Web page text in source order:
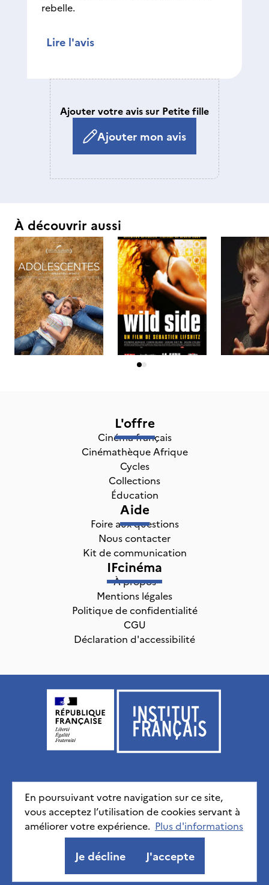
rebelle.
Lire l'avis
Ajouter votre avis sur Petite fille
Ajouter mon avis
À découvrir aussi
En poursuivant votre navigation sur ce site,
vous acceptez l’utilisation de cookies servant à
améliorer votre expérience. Plus d'informations
Je décline J'accepte
L'offre
Cinéma français
Cinémathèque Afrique
Cycles
Collections
Éducation
Aide
Foire aux questions
Nous contacter
Kit de communication
IFcinéma
À propos
Mentions légales
Politique de confidentialité
CGU
Déclaration d'accessibilité
Institut français, tous droits réservés 2026
Mentions légales Politique de confidentialité
CGU
Déclaration d'accessibilité